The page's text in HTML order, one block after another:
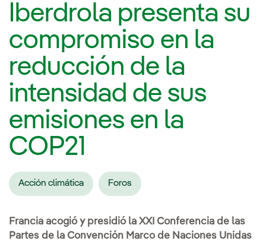
Iberdrola presenta su
compromiso en la
reducción de la
intensidad de sus
emisiones en la
COP21
Acción climática Foros
Francia acogió y presidió la XXI Conferencia de las
Partes de la Convención Marco de Naciones Unidas